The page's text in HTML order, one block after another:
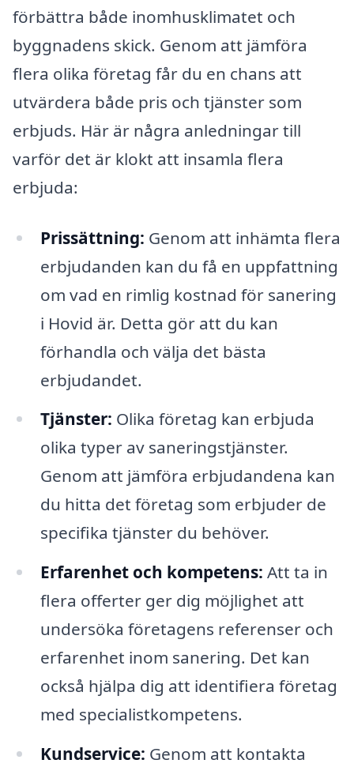
förbättra både inomhusklimatet och
byggnadens skick. Genom att jämföra
flera olika företag får du en chans att
utvärdera både pris och tjänster som
erbjuds. Här är några anledningar till
varför det är klokt att insamla flera
erbjuda:
Prissättning: Genom att inhämta flera
erbjudanden kan du få en uppfattning
om vad en rimlig kostnad för sanering
i Hovid är. Detta gör att du kan
förhandla och välja det bästa
erbjudandet.
Tjänster: Olika företag kan erbjuda
olika typer av saneringstjänster.
Genom att jämföra erbjudandena kan
du hitta det företag som erbjuder de
specifika tjänster du behöver.
Erfarenhet och kompetens: Att ta in
flera offerter ger dig möjlighet att
undersöka företagens referenser och
erfarenhet inom sanering. Det kan
också hjälpa dig att identifiera företag
med specialistkompetens.
Kundservice: Genom att kontakta